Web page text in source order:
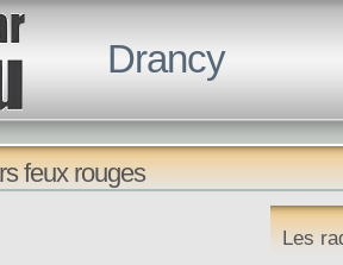
Drancy
feux rouges
Les